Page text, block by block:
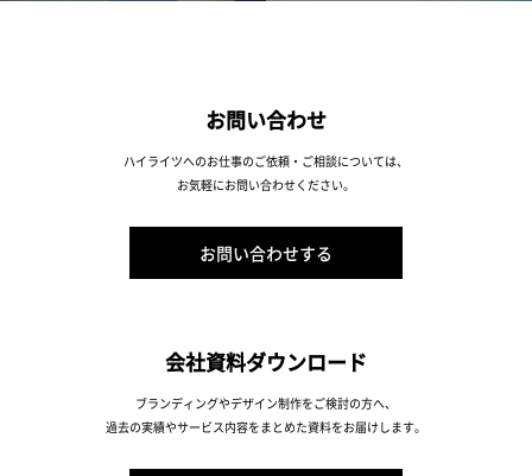
お問い合わせ
ハイライツへのお仕事のご依頼・ご相談については、
お気軽にお問い合わせください。
お問い合わせする
会社資料ダウンロード
ブランディングやデザイン制作をご検討の方へ、
過去の実績やサービス内容をまとめた資料をお届けします。